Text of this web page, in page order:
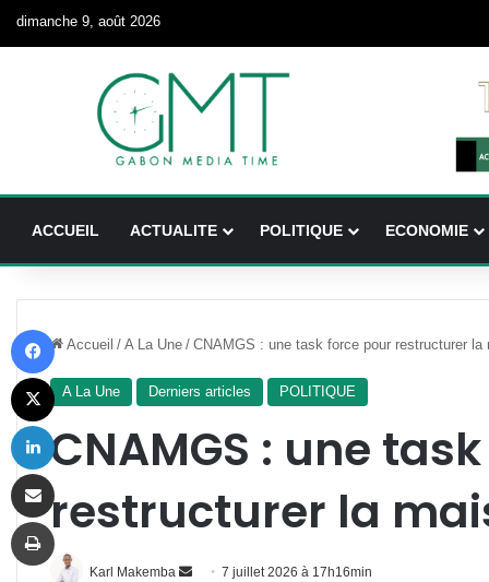
dimanche 9, août 2026
ACCUEIL ACTUALITE POLITIQUE ECONOMIE
Accueil / A La Une / CNAMGS : une task force pour restructurer la
A La Une Derniers articles POLITIQUE
CNAMGS : une
restructurer la
Karl Makemba
Envoyer7 juillet 2026 à 17h16min
X
Imprimer